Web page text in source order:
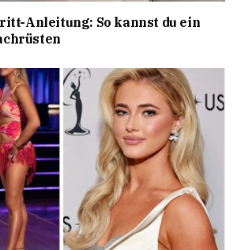
Anleitung: So kannst du ein